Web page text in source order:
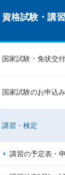
資格試験・講習
国家試験・免状交付
国家試験のお申込み
講習・検定
講習の予定表・